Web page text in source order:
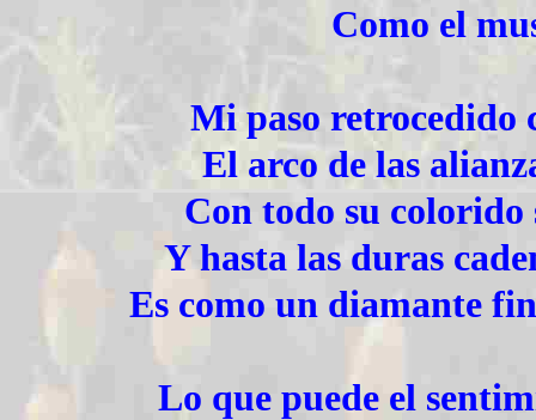
Como el
Mi paso retrocedido
El arco de las
Con todo su colorido
Y hasta las duras
Es como un diamante
Lo que puede el